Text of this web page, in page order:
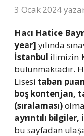
3 Ocak 2024
Hacı Hatice
year] yılında
İstanbul ilimizin
bulunmaktadır.
Lisesi taban
boş kontenjan,
(sıralaması)
ayrıntılı
bu sayfadan